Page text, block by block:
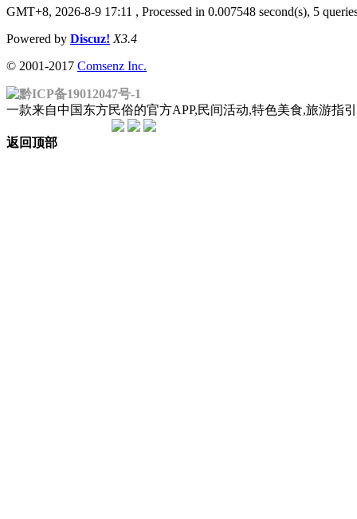
GMT+8, 2026-8-9 17:11 , Processed in 0.007548 second(s), 5
Powered by Discuz! X3.4
© 2001-2017 Comsenz Inc.
黔ICP备19012047号-1
一款来自中国东方民俗的官方APP,民间活动,特色美食,旅游
返回顶部